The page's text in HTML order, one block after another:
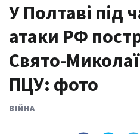
У Полтаві під
атаки РФ
Свято-
ПЦУ: фото
ВІЙНА